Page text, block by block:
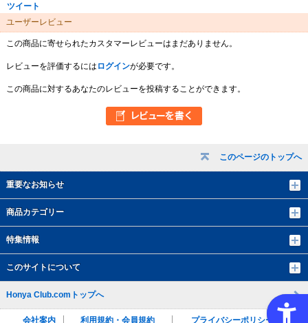
このページのトップへ
重要なお知らせ
商品カテゴリー
特集情報
このサイトについて
ツイート
ユーザーレビュー
この商品に寄せられたカスタマーレビューはまだありません。
レビューを評価するには ログインが必要です。
この商品に対するあなたのレビューを投稿することができます。
Honya Club.comトップへ
会社案内 利用規約・会員規約 プライバシーポリシー